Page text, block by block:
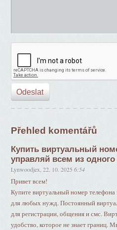
Přehled komentářů
Купить виртуальный
управляй всем из одного
Lynwoodjex ,22. 10. 2025 6:54
Привет всем!
Купите виртуальный номер телефона
для любых нужд. Постоянный
для регистрации, общения и смс.
удобство, которое не знает границ.